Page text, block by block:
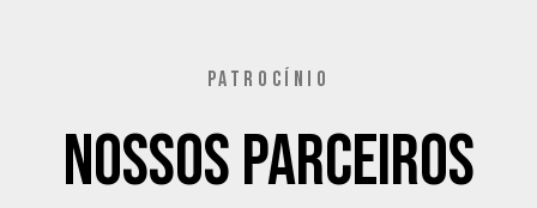
PATROCÍNIO
Nossos Parceiros